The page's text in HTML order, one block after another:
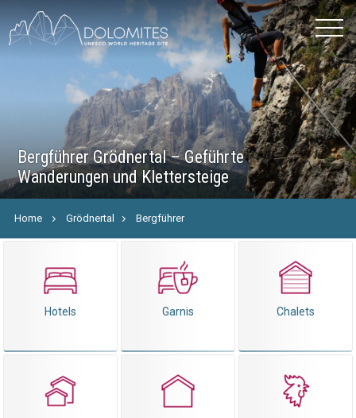
Bergführer Grödnertal – Geführte
Wanderungen und Klettersteige
Home Grödnertal Bergführer
Hotels Garnis Chalets